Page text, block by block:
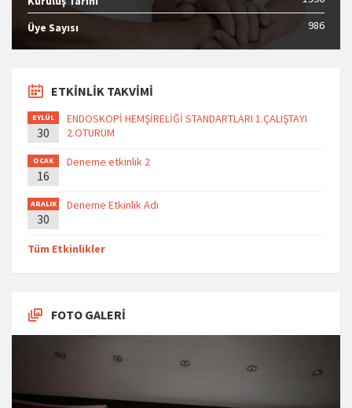
Üye Sayısı 986
ETKİNLİK TAKVİMİ
EYLÜL
30
ENDOSKOPİ HEMŞİRELİĞİ STANDARTLARI 1.ÇALIŞTAYI
2.OTURUM
OCAK
16
Deneme etkinlik 2
ARALIK
30
Deneme Etkinlik Adı
Tüm Etkinlikler
FOTO GALERİ